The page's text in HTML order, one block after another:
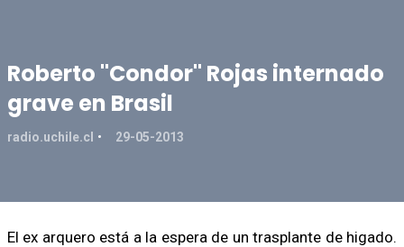
Roberto "Condor" Rojas internado
grave en Brasil
radio.uchile.cl 29-05-2013
El ex arquero está a la espera de un trasplante de higado.